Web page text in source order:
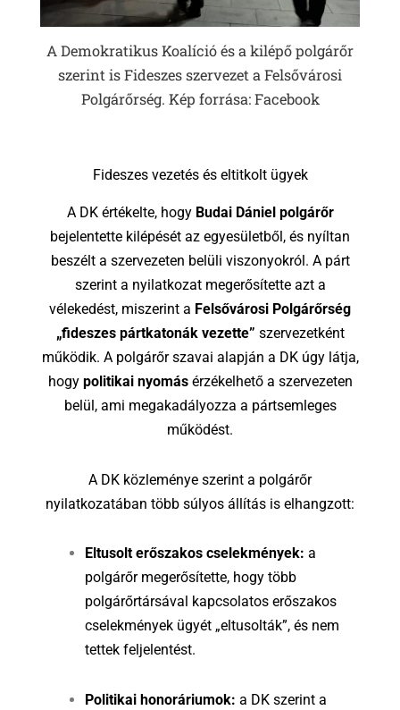
A Demokratikus Koalíció és a kilépő polgárőr
szerint is Fideszes szervezet a Felsővárosi
Polgárőrség. Kép forrása: Facebook
Fideszes vezetés és eltitkolt ügyek
A DK értékelte, hogy Budai Dániel polgárőr
bejelentette kilépését az egyesületből, és nyíltan
beszélt a szervezeten belüli viszonyokról. A párt
szerint a nyilatkozat megerősítette azt a
vélekedést, miszerint a Felsővárosi Polgárőrség
„fideszes pártkatonák vezette” szervezetként
működik. A polgárőr szavai alapján a DK úgy látja,
hogy politikai nyomásérzékelhető a szervezeten
belül, ami megakadályozza a pártsemleges
működést.
A DK közleménye szerint a polgárőr
nyilatkozatában több súlyos állítás is elhangzott:
Eltusolt erőszakos cselekmények: a
polgárőr megerősítette, hogy több
polgárőrtársával kapcsolatos erőszakos
cselekmények ügyét „eltusolták”, és nem
tettek feljelentést.
Politikai honoráriumok: a DK szerint a